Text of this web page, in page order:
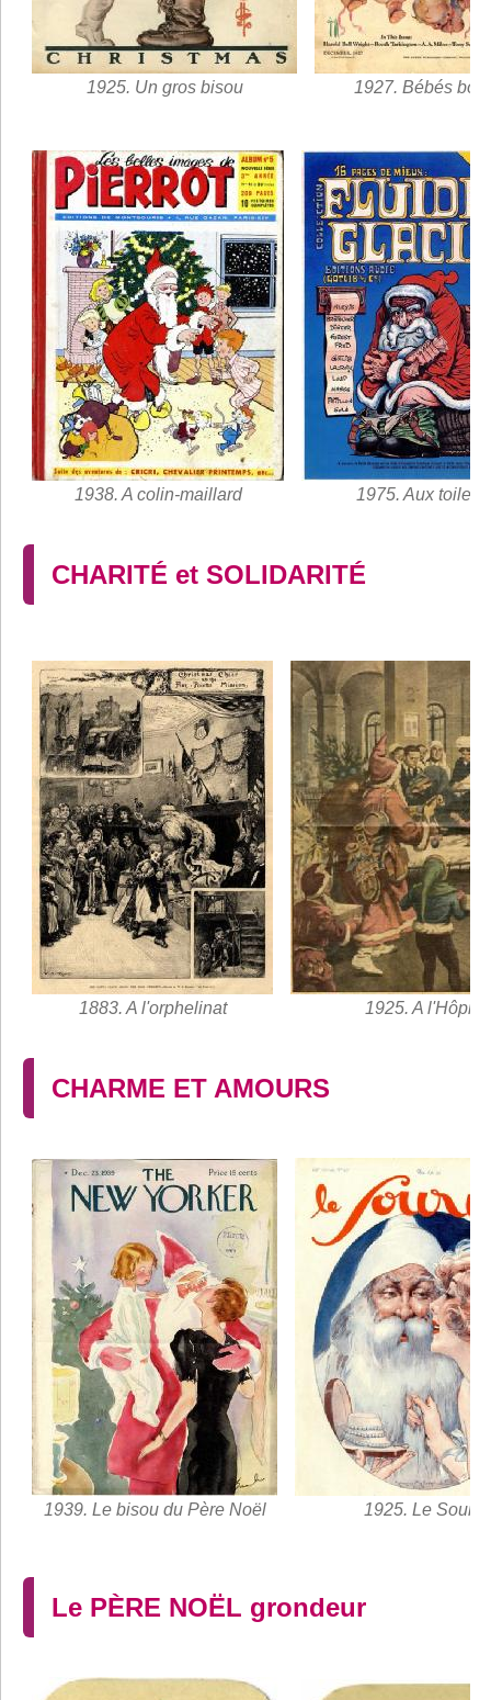
1925. Un gros bisou 1927. Bébés
1938. A colin-maillard 1975. Aux
CHARITÉ et SOLIDARITÉ
1883. A l'orphelinat 1925. A l'Hôpital
CHARME ET AMOURS
1939. Le bisou du Père Noël 1925. Le
Le PÈRE NOËL grondeur